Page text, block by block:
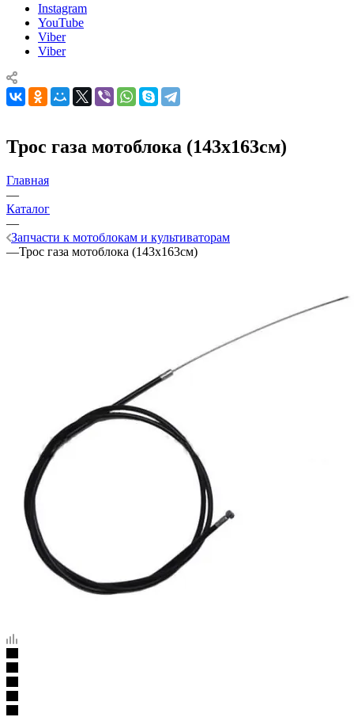
Instagram
YouTube
Viber
Viber
Трос газа мотоблока (143х163см)
Главная
—
Каталог
—
Запчасти к мотоблокам и культиваторам
—Трос газа мотоблока (143х163см)